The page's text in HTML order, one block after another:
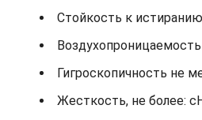
Стойкость к
Гигроскопичность не
Жесткость, не более: